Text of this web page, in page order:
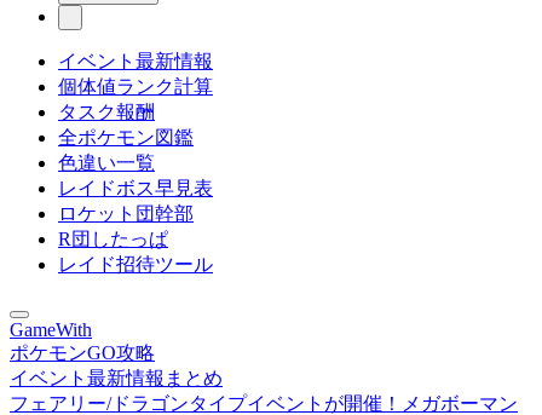
イベント最新情報
個体値ランク計算
タスク報酬
全ポケモン図鑑
色違い一覧
レイドボス早見表
ロケット団幹部
R団したっぱ
レイド招待ツール
GameWith
ポケモンGO攻略
イベント最新情報まとめ
フェアリー/ドラゴンタイプイベントが開催！メガボーマン